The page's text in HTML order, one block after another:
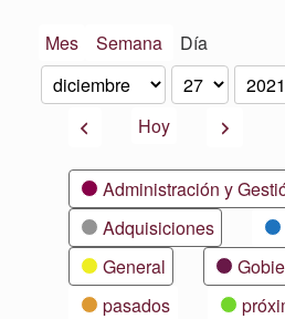
Mes Semana Día
Mes
Día
Año
AnteriorHoy Siguiente
CategoríasAdministración y
Adquisiciones
General
pasados